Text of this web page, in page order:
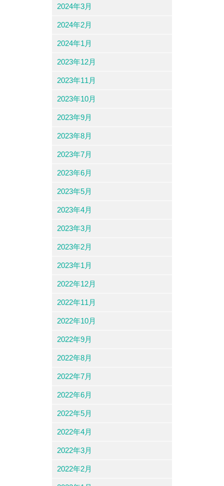
2024年3月
2024年2月
2024年1月
2023年12月
2023年11月
2023年10月
2023年9月
2023年8月
2023年7月
2023年6月
2023年5月
2023年4月
2023年3月
2023年2月
2023年1月
2022年12月
2022年11月
2022年10月
2022年9月
2022年8月
2022年7月
2022年6月
2022年5月
2022年4月
2022年3月
2022年2月